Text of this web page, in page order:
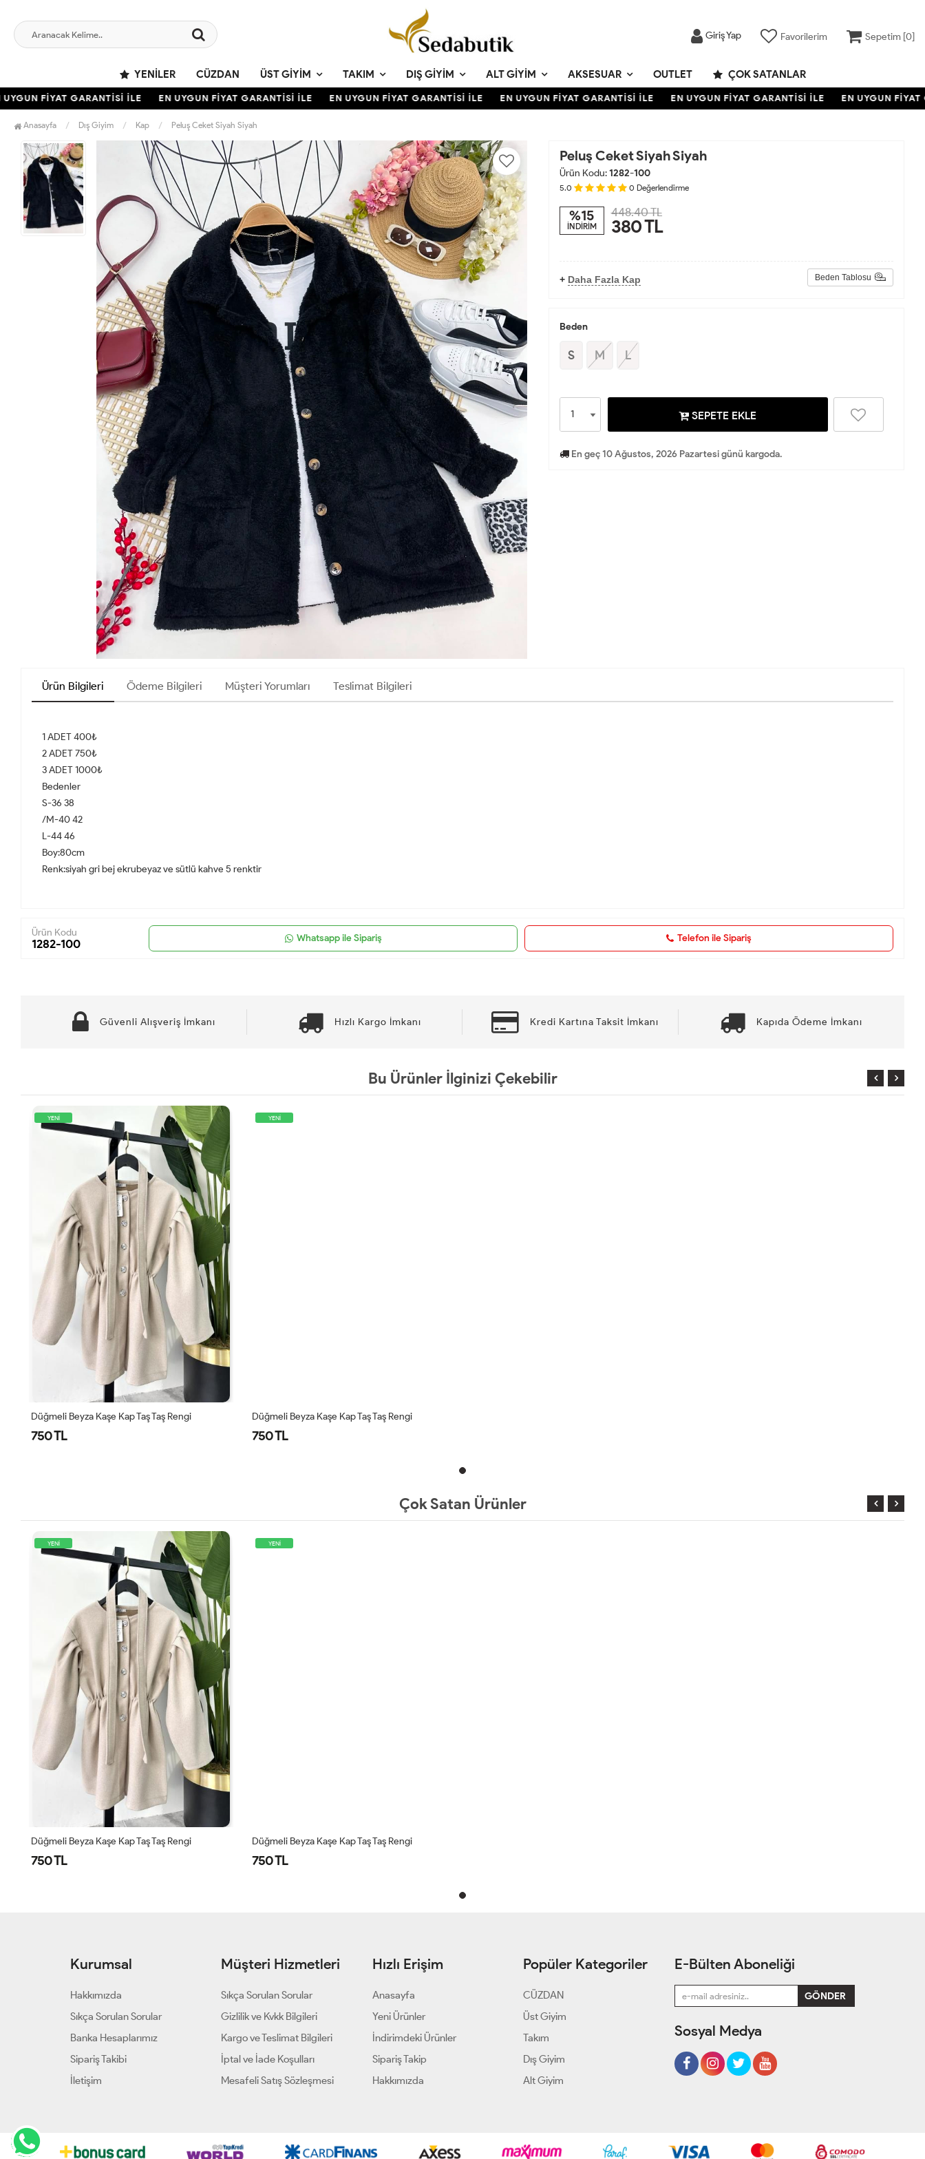
Giriş Yap Favorilerim Sepetim [0]
YENILER CÜZDAN ÜST GIYIM TAKIM DIŞ GIYIM ALT GIYIM AKSESUAR OUTLET ÇOK SATANLAR
FİYAT GARANTİSİ İLE EN UYGUN FİYAT GARANTİSİ İLE EN UYGUN FİYAT GARANTİSİ İLE EN UYGUN FİYAT GARANTİSİ İLE EN UYGUN FİYAT GARANTİSİ İLE EN UYGUN FİYAT
Anasayfa Dış Giyim Kap Peluş Ceket Siyah Siyah
Peluş Ceket Siyah Siyah
Ürün Kodu:1282-100
5.0 0 Değerlendirme
%15
İNDİRİM
448.40 TL
380TL
+ Daha Fazla Kap Beden Tablosu
Beden
S M L
SEPETE EKLE
En geç 10 Ağustos, 2026 Pazartesi günü kargoda.
Ürün Bilgileri Ödeme Bilgileri Müşteri Yorumları Teslimat Bilgileri
1 ADET 400₺
2 ADET 750₺
3 ADET 1000₺
Bedenler
S-36 38
/M-40 42
L-44 46
Boy:80cm
Renk:siyah gri bej ekrubeyaz ve sütlü kahve 5 renktir
Ürün Kodu
1282-100 Whatsapp ile Sipariş Telefon ile Sipariş
Güvenli Alışveriş İmkanı Hızlı Kargo İmkanı Kredi Kartına Taksit İmkanı Kapıda Ödeme İmkanı
Bu Ürünler İlginizi Çekebilir
YENİ
Düğmeli Beyza Kaşe Kap Taş Taş Rengi
750 TL
YENİ
Düğmeli Beyza Kaşe Kap Taş Taş Rengi
750 TL
Çok Satan Ürünler
YENİ
Düğmeli Beyza Kaşe Kap Taş Taş Rengi
750 TL
YENİ
Düğmeli Beyza Kaşe Kap Taş Taş Rengi
750 TL
Kurumsal
Hakkımızda
Sıkça Sorulan Sorular
Banka Hesaplarımız
Sipariş Takibi
İletişim
Müşteri Hizmetleri
Sıkça Sorulan Sorular
Gizlilik ve Kvkk Bilgileri
Kargo ve Teslimat Bilgileri
İptal ve İade Koşulları
Mesafeli Satış Sözleşmesi
Hızlı Erişim
Anasayfa
Yeni Ürünler
İndirimdeki Ürünler
Sipariş Takip
Hakkımızda
Popüler Kategoriler
CÜZDAN
Üst Giyim
Takım
Dış Giyim
Alt Giyim
E-Bülten Aboneliği
Sosyal Medya